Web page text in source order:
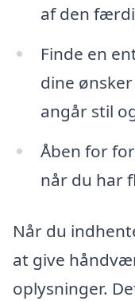
af den
Finde en
dine
angår stil
Åben for
når du har
Når du
at give
oplysninger.